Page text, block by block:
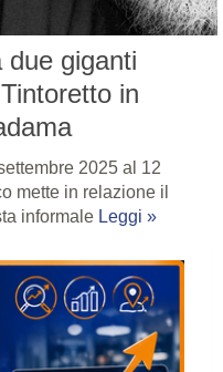
due giganti
in
2025 al 12
mette in relazione il
informale Leggi »